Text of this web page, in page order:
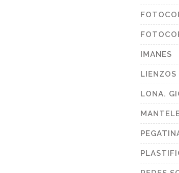
IMANES
LIENZOS
LONA.